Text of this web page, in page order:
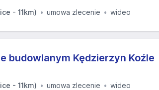
- 11km)
umowa zlecenie wideo
budowlanym Kędzierzyn Koźle
- 11km)
umowa zlecenie wideo